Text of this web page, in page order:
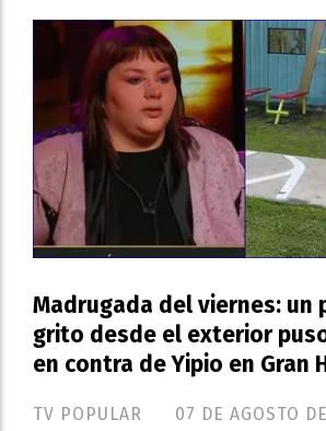
Madrugada del viernes: un
grito desde el exterior
en contra de Yipio en Gran
TV POPULAR 07 DE AGOSTO